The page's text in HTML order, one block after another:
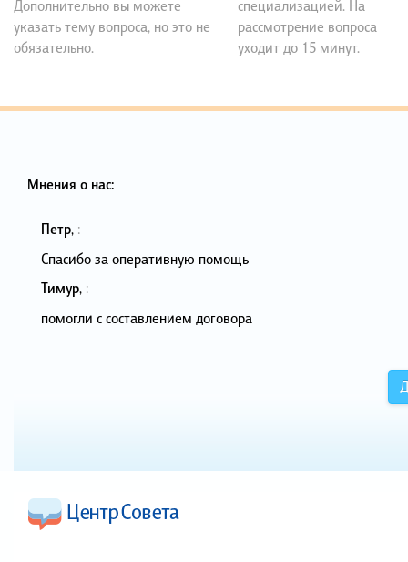
Дополнительно вы можете
указать тему вопроса, но это не
обязательно.
специализацией. На
рассмотрение вопроса
уходит до 15 минут.
Мнения о нас:
Петр, :
Спасибо за оперативную помощь
Тимур, :
помогли с составлением договора